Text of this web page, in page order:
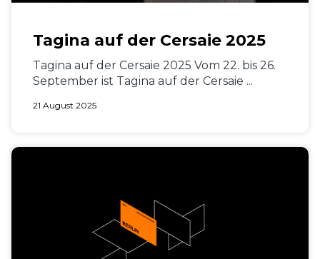
Tagina auf der Cersaie 2025
Tagina auf der Cersaie 2025 Vom 22. bis 26.
September ist Tagina auf der Cersaie ...
21 August 2025